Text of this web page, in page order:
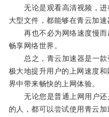
无论是观看高清视频，进
大型文件，都能够在青云加速
再也不必为网络速度慢而
畅享网络世界。
总之，青云加速器是一款
极大地提升用户的上网速度
界中带来畅快的上网体验。
无论您是普通上网用户还
的人，都可以尝试使用青云